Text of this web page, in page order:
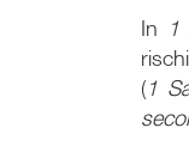
In
1
(1